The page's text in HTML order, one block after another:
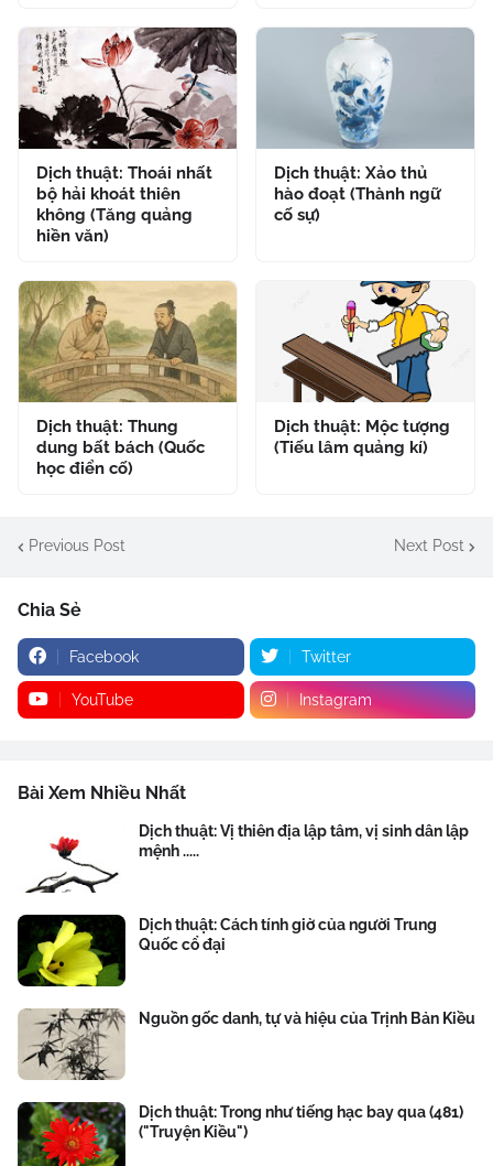
Dịch thuật: Thoái nhất
bộ hải khoát thiên
không (Tăng quảng
hiền văn)
Dịch thuật: Xảo thủ
hào đoạt (Thành ngữ
cố sự)
Dịch thuật: Thung
dung bất bách (Quốc
học điển cố)
Dịch thuật: Mộc tượng
(Tiếu lâm quảng kí)
Previous Post Next Post
Chia Sẻ
Facebook Twitter
YouTube Instagram
Bài Xem Nhiều Nhất
Dịch thuật: Vị thiên địa lập tâm, vị sinh dân lập
mệnh .....
Dịch thuật: Cách tính giờ của người Trung
Quốc cổ đại
Nguồn gốc danh, tự và hiệu của Trịnh Bản Kiều
Dịch thuật: Trong như tiếng hạc bay qua (481)
("Truyện Kiều")